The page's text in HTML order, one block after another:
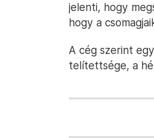
jelenti, hogy
hogy a
A cég szerint
telítettsége, a